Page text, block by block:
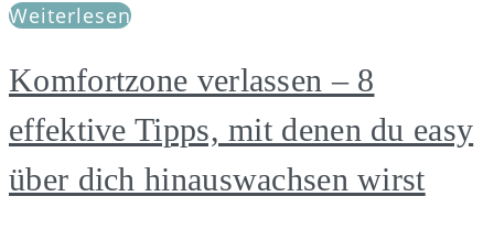
Weiterlesen
Komfortzone verlassen – 8
effektive Tipps, mit denen du easy
über dich hinauswachsen wirst